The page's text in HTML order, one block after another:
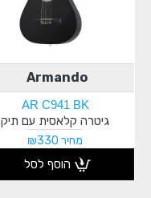
Armando
AR C941 BK
גיטרה קלאסית עם תיק
מחיר ₪330
הוסף לסל